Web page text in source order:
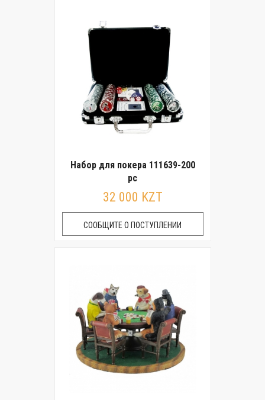
Набор для покера 111639-200
pc
32 000 KZT
СООБЩИТЕ О ПОСТУПЛЕНИИ